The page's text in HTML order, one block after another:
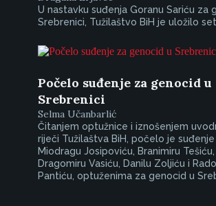
U nastavku suđenja Goranu Sariću za
Srebrenici, Tužilaštvo BiH je uložilo
Počelo suđenje za genocid u
Srebrenici
Selma Učanbarlić
Čitanjem optužnice i iznošenjem
riječi Tužilaštva BiH, počelo je suđenje
Miodragu Josipoviću, Branimiru Tešiću,
Dragomiru Vasiću, Danilu Zoljiću i
Pantiću, optuženima za genocid u